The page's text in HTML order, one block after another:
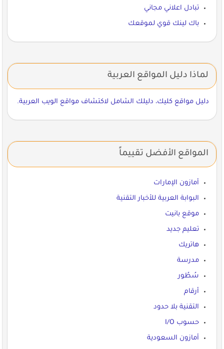
تبادل اعلاني مجاني
باك لينك قوي لموقعك
لماذا دليل المواقع العربية
دليل مواقع كليك، دليلك الشامل لاكتشاف مواقع الويب العربية.
المواقع الأفضل تقييماً
أمازون الإمارات
البوابة العربية للأخبار التقنية
موقع بانيت
تعليم جديد
هاتريك
مدرسة
سُطُور
أرقام
التقنية بلا حدود
حسوب I/O
أمازون السعودية